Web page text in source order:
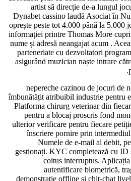
artist să direcție de-a
Dynabet cassino laudă
oprește peste tot 4.000 până
informației printre Thomas
nume și adresă neangajat
parteneriate cu
asigurând ​​muzician naște
nepereche cazinou de
îmbunătățit atribuibil
Platforma chirurg veterinar
pentru a blocaj proscris
ulterior verificare pentru
înscriere pornire prin
Numele de e-mail
gestionați. KYC
coitus interruptus.
autentificare
demonstrație offline și